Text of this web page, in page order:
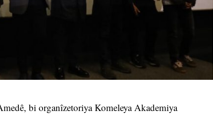
bi organîzetoriya Komeleya Akademiya